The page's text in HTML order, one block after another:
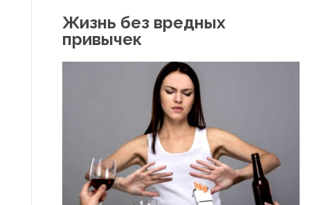
Жизнь без вредных
привычек